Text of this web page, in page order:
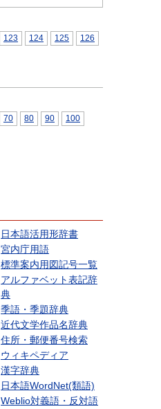
123 124 125
126
70 80 90
100
日本語活用形辞書
宮内庁用語
標準案内用図記号一覧
アルファベット表記辞
典
季語・季題辞典
近代文学作品名辞典
住所・郵便番号検索
ウィキペディア
漢字辞典
日本語WordNet(類語)
Weblio対義語・反対語